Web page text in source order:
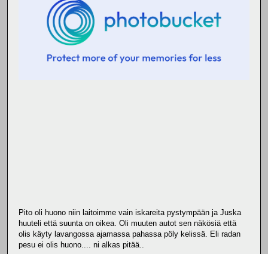
Pito oli huono niin laitoimme vain iskareita pystympään ja Juska
huuteli että suunta on oikea. Oli muuten autot sen näkösiä että
olis käyty lavangossa ajamassa pahassa pöly kelissä. Eli radan
pesu ei olis huono.... ni alkas pitää..